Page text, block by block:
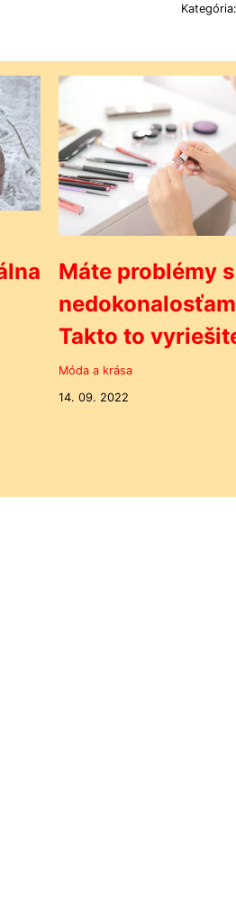
Kategória:
Máte problémy s
Takto to
Móda a krása
14. 09. 2022